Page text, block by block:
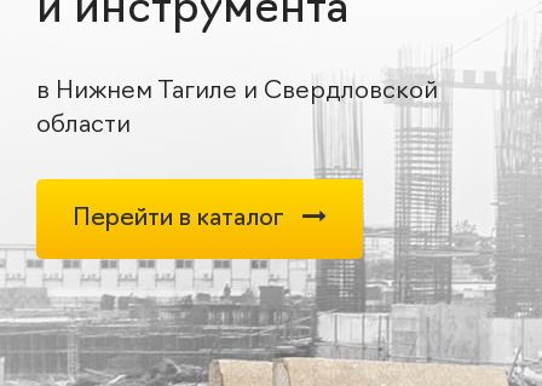
и инструмента
в Нижнем Тагиле и Свердловской
области
Перейти в каталог